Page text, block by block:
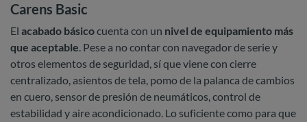
Carens Basic
El acabado básicocuenta con un nivel de equipamiento más
que aceptable. Pese a no contar con navegador de serie y
otros elementos de seguridad, sí que viene con cierre
centralizado, asientos de tela, pomo de la palanca de cambios
en cuero, sensor de presión de neumáticos, control de
estabilidad y aire acondicionado. Lo suficiente como para que